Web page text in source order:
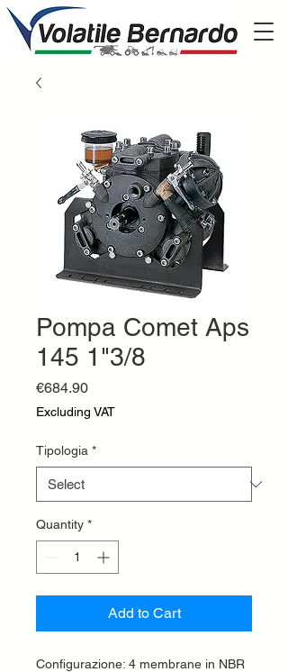
Pompa Comet Aps
145 1"3/8
€684.90Price
Excluding VAT
Tipologia *
Quantity *
Add to Cart
Configurazione: 4 membrane in NBR